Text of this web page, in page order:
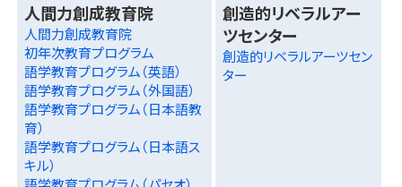
人間力創成教育院
人間力創成教育院
初年次教育プログラム
語学教育プログラム（英語）
語学教育プログラム（外国語）
語学教育プログラム（日本語教
育）
語学教育プログラム（日本語ス
キル）
創造的リベラルアー
ツセンター
創造的リベラルアーツセン
ター